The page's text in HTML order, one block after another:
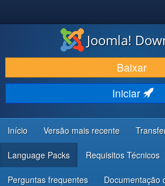
BAIXAR E APRIMORAR
DESCUBRA & APRENDA
COMUNIDADE & SUPORTE
RECURSOS PARA DESENVOLVEDORES
Joomla!
Baixar
Iniciar
Início Versão mais recente
Language Packs Requisitos Técnicos
Perguntas frequentes Documentação